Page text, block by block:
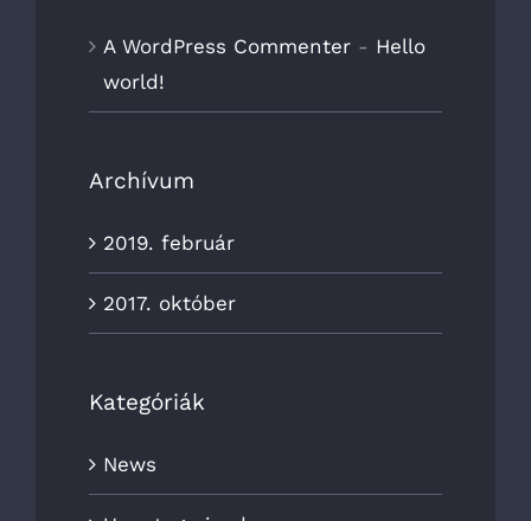
A WordPress Commenter - Hello
world!
Archívum
2019. február
2017. október
Kategóriák
News